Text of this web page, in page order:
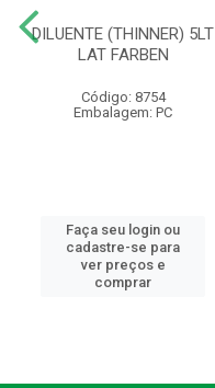
DILUENTE (THINNER) 5LT
LAT FARBEN
Código: 8754
Embalagem: PC
Faça seu login ou
cadastre-se para
ver preços e
comprar